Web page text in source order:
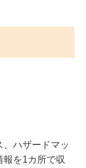
ハザードマッ
を1カ所で収